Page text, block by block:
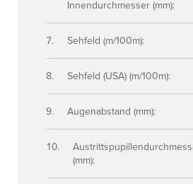
Innendurchmesser (mm):
Sehfeld (m/100m):
Sehfeld (USA) (m/100m):
Augenabstand (mm):
(mm):